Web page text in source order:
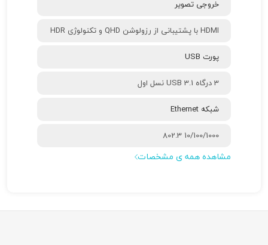
خروجی تصویر
HDMI با پشتیبانی از رزولوشن QHD و تکنولوژی HDR
پورت USB
3 درگاه USB 3.1 نسل اول
شبکه Ethernet
10/100/1000 802.3
مشاهده همه ی مشخصات